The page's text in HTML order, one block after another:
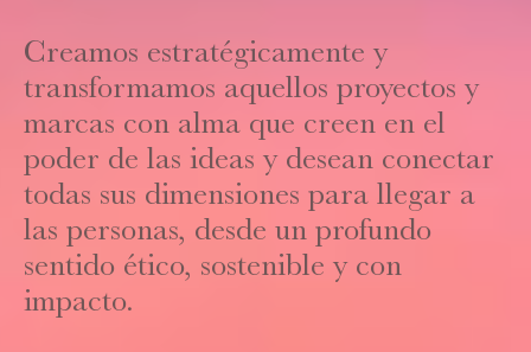
Creamos estratégicamente y
transformamos aquellos proyectos y
marcas con alma que creen en el
poder de las ideas y desean conectar
todas sus dimensiones para llegar a
las personas, desde un profundo
sentido ético, sostenible y con
impacto.